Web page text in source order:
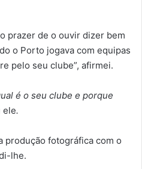
prazer de o ouvir dizer bem
o Porto jogava com equipas
pelo seu clube”, afirmei.
é o seu clube e porque
ele.
produção fotográfica com o
lhe.